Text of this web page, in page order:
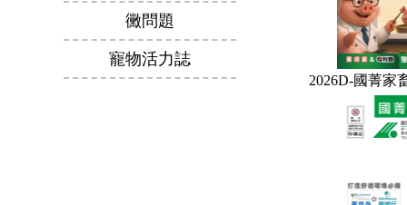
黴問題
寵物活力誌
2026D-國菁家